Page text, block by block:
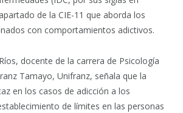
de la CIE-11 que aborda los
con comportamientos adictivos.
docente de la carrera de Psicología
Tamayo, Unifranz, señala que la
en los casos de adicción a los
de límites en las personas